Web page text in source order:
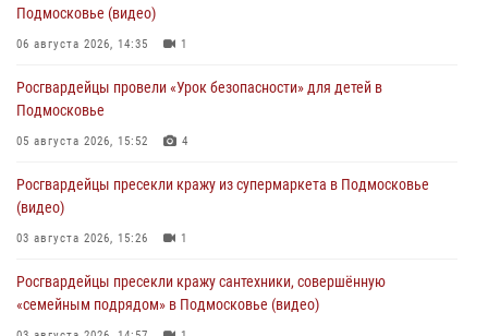
Подмосковье (видео)
06 августа 2026, 14:35 1
Росгвардейцы провели «Урок безопасности» для детей в
Подмосковье
05 августа 2026, 15:52 4
Росгвардейцы пресекли кражу из супермаркета в Подмосковье
(видео)
03 августа 2026, 15:26 1
Росгвардейцы пресекли кражу сантехники, совершённую
«семейным подрядом» в Подмосковье (видео)